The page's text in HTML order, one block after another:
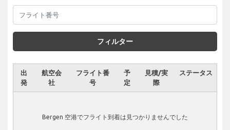
フィルター
出
発
航空会
社
フライト番
号
予
定
見積/実
際
ステータス
Bergen 空港でフライト到着は見つかりませんでした